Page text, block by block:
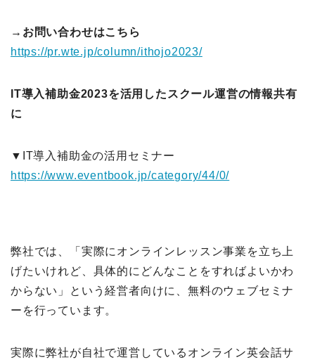
→お問い合わせはこちら
https://pr.wte.jp/column/ithojo2023/
IT導入補助金2023を活用したスクール運営の情報共有
に
▼IT導入補助金の活用セミナー
https://www.eventbook.jp/category/44/0/
弊社では、「実際にオンラインレッスン事業を立ち上
げたいけれど、具体的にどんなことをすればよいかわ
からない」という経営者向けに、無料のウェブセミナ
ーを行っています。
実際に弊社が自社で運営しているオンライン英会話サ